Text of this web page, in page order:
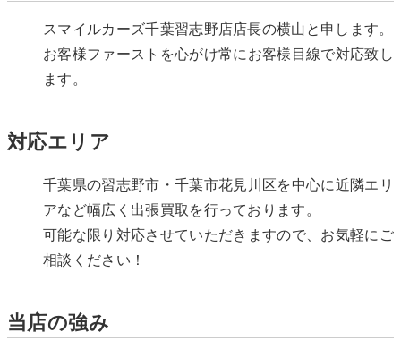
スマイルカーズ千葉習志野店店長の横山と申します。
お客様ファーストを心がけ常にお客様目線で対応致し
ます。
対応エリア
千葉県の習志野市・千葉市花見川区を中心に近隣エリ
アなど幅広く出張買取を行っております。
可能な限り対応させていただきますので、お気軽にご
相談ください！
当店の強み